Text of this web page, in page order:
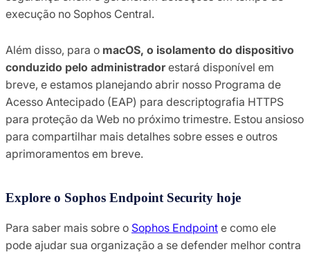
execução no Sophos Central.
Além disso, para o macOS, o isolamento do dispositivo
conduzido pelo administrador estará disponível em
breve, e estamos planejando abrir nosso Programa de
Acesso Antecipado (EAP) para descriptografia HTTPS
para proteção da Web no próximo trimestre. Estou ansioso
para compartilhar mais detalhes sobre esses e outros
aprimoramentos em breve.
Explore o Sophos Endpoint Security hoje
Para saber mais sobre o Sophos Endpoint e como ele
pode ajudar sua organização a se defender melhor contra